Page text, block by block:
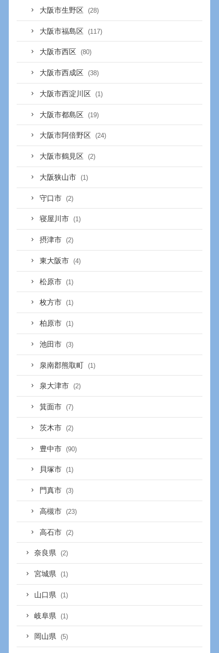
大阪市生野区 (28)
大阪市福島区 (117)
大阪市西区 (80)
大阪市西成区 (38)
大阪市西淀川区 (1)
大阪市都島区 (19)
大阪市阿倍野区 (24)
大阪市鶴見区 (2)
大阪狭山市 (1)
守口市 (2)
寝屋川市 (1)
摂津市 (2)
東大阪市 (4)
松原市 (1)
枚方市 (1)
柏原市 (1)
池田市 (3)
泉南郡熊取町 (1)
泉大津市 (2)
箕面市 (7)
茨木市 (2)
豊中市 (90)
貝塚市 (1)
門真市 (3)
高槻市 (23)
高石市 (2)
奈良県 (2)
宮城県 (1)
山口県 (1)
岐阜県 (1)
岡山県 (5)